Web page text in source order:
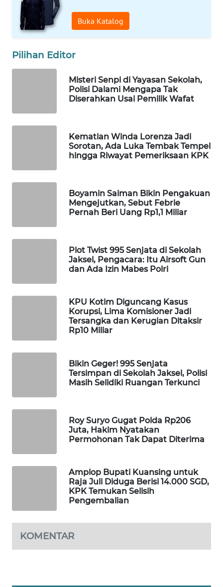
Buka Katalog
Pilihan Editor
Misteri Senpi di Yayasan Sekolah,
Polisi Dalami Mengapa Tak
Diserahkan Usai Pemilik Wafat
Kematian Winda Lorenza Jadi
Sorotan, Ada Luka Tembak Tempel
hingga Riwayat Pemeriksaan KPK
Boyamin Saiman Bikin Pengakuan
Mengejutkan, Sebut Febrie
Pernah Beri Uang Rp1,1 Miliar
Plot Twist 995 Senjata di Sekolah
Jaksel, Pengacara: Itu Airsoft Gun
dan Ada Izin Mabes Polri
KPU Kotim Diguncang Kasus
Korupsi, Lima Komisioner Jadi
Tersangka dan Kerugian Ditaksir
Rp10 Miliar
Bikin Geger! 995 Senjata
Tersimpan di Sekolah Jaksel, Polisi
Masih Selidiki Ruangan Terkunci
Roy Suryo Gugat Polda Rp206
Juta, Hakim Nyatakan
Permohonan Tak Dapat Diterima
Amplop Bupati Kuansing untuk
Raja Juli Diduga Berisi 14.000 SGD,
KPK Temukan Selisih
Pengembalian
KOMENTAR
WN
LABUANBAJO
WN
BORNEO
WAHANA
TANI
INFRASTRUKTUR
KONSUMEN
CO ID
WAHANA
SPORT